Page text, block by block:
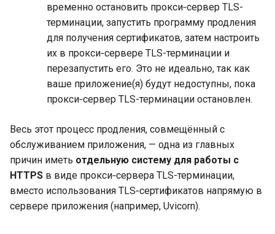
временно остановить прокси‑сервер TLS-
терминации, запустить программу продления
для получения сертификатов, затем настроить
их в прокси‑сервере TLS-терминации и
перезапустить его. Это не идеально, так как
ваше приложение(я) будут недоступны, пока
прокси‑сервер TLS-терминации остановлен.
Весь этот процесс продления, совмещённый с
обслуживанием приложения, — одна из главных
причин иметь отдельную систему для работы с
HTTPS в виде прокси‑сервера TLS-терминации,
вместо использования TLS‑сертификатов напрямую в
сервере приложения (например, Uvicorn).